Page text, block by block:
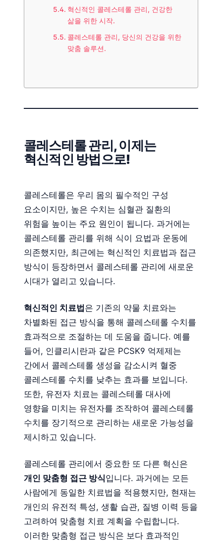
혁신적인 콜레스테롤 관리, 건강한
삶을 위한 시작.
콜레스테롤 관리, 당신의 건강을 위한
맞춤 솔루션.
콜레스테롤 관리, 이제는
혁신적인 방법으로!
콜레스테롤은 우리 몸의 필수적인 구성
요소이지만, 높은 수치는 심혈관 질환의
위험을 높이는 주요 원인이 됩니다. 과거에는
콜레스테롤 관리를 위해 식이 요법과 운동에
의존했지만, 최근에는 혁신적인 치료법과 접근
방식이 등장하면서 콜레스테롤 관리에 새로운
시대가 열리고 있습니다.
혁신적인 치료법은 기존의 약물 치료와는
차별화된 접근 방식을 통해 콜레스테롤 수치를
효과적으로 조절하는 데 도움을 줍니다. 예를
들어, 인클리시란과 같은 PCSK9 억제제는
간에서 콜레스테롤 생성을 감소시켜 혈중
콜레스테롤 수치를 낮추는 효과를 보입니다.
또한, 유전자 치료는 콜레스테롤 대사에
영향을 미치는 유전자를 조작하여 콜레스테롤
수치를 장기적으로 관리하는 새로운 가능성을
제시하고 있습니다.
콜레스테롤 관리에서 중요한 또 다른 혁신은
개인 맞춤형 접근 방식입니다. 과거에는 모든
사람에게 동일한 치료법을 적용했지만, 현재는
개인의 유전적 특성, 생활 습관, 질병 이력 등을
고려하여 맞춤형 치료 계획을 수립합니다.
이러한 맞춤형 접근 방식은 보다 효과적인